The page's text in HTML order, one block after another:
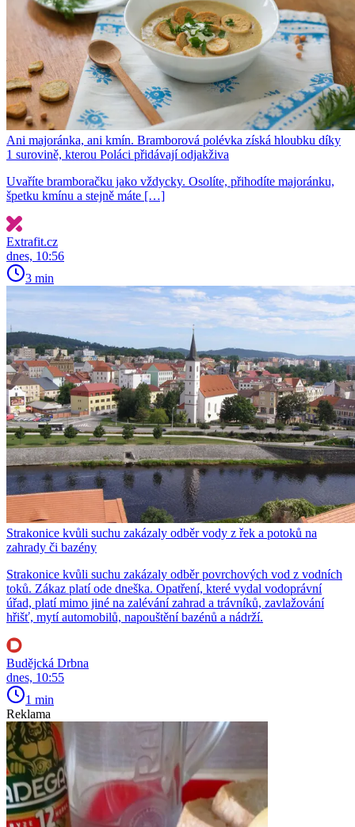
Ani majoránka, ani kmín. Bramborová polévka získá hloubku díky
1 surovině, kterou Poláci přidávají odjakživa
Uvaříte bramboračku jako vždycky. Osolíte, přihodíte majoránku,
špetku kmínu a stejně máte […]
Extrafit.cz
dnes, 10:56
3 min
Strakonice kvůli suchu zakázaly odběr vody z řek a potoků na
zahrady či bazény
Strakonice kvůli suchu zakázaly odběr povrchových vod z vodních
toků. Zákaz platí ode dneška. Opatření, které vydal vodoprávní
úřad, platí mimo jiné na zalévání zahrad a trávníků, zavlažování
hřišť, mytí automobilů, napouštění bazénů a nádrží.
Budějcká Drbna
dnes, 10:55
1 min
Reklama